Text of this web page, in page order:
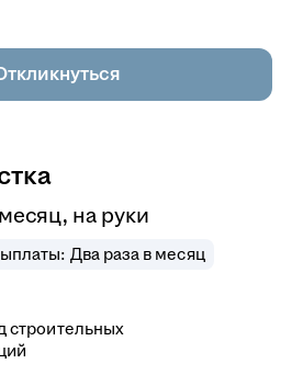
на руки
Два раза в месяц
строительных